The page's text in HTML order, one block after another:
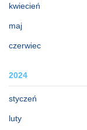
kwiecień
maj
czerwiec
2024
styczeń
luty